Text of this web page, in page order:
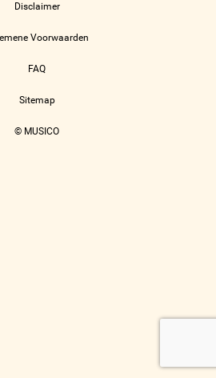
Disclaimer
Voorwaarden
FAQ
Sitemap
© MUSICO